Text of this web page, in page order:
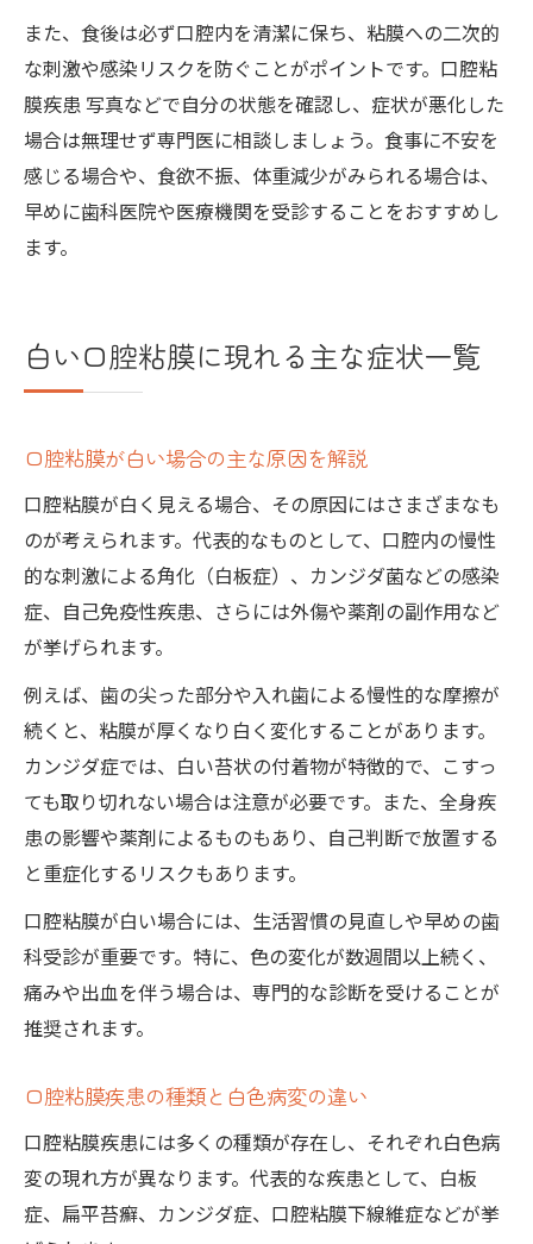
また、食後は必ず口腔内を清潔に保ち、粘膜への二次的
な刺激や感染リスクを防ぐことがポイントです。口腔粘
膜疾患 写真などで自分の状態を確認し、症状が悪化した
場合は無理せず専門医に相談しましょう。食事に不安を
感じる場合や、食欲不振、体重減少がみられる場合は、
早めに歯科医院や医療機関を受診することをおすすめし
ます。
白い口腔粘膜に現れる主な症状一覧
口腔粘膜が白い場合の主な原因を解説
口腔粘膜が白く見える場合、その原因にはさまざまなも
のが考えられます。代表的なものとして、口腔内の慢性
的な刺激による角化（白板症）、カンジダ菌などの感染
症、自己免疫性疾患、さらには外傷や薬剤の副作用など
が挙げられます。
例えば、歯の尖った部分や入れ歯による慢性的な摩擦が
続くと、粘膜が厚くなり白く変化することがあります。
カンジダ症では、白い苔状の付着物が特徴的で、こすっ
ても取り切れない場合は注意が必要です。また、全身疾
患の影響や薬剤によるものもあり、自己判断で放置する
と重症化するリスクもあります。
口腔粘膜が白い場合には、生活習慣の見直しや早めの歯
科受診が重要です。特に、色の変化が数週間以上続く、
痛みや出血を伴う場合は、専門的な診断を受けることが
推奨されます。
口腔粘膜疾患の種類と白色病変の違い
口腔粘膜疾患には多くの種類が存在し、それぞれ白色病
変の現れ方が異なります。代表的な疾患として、白板
症、扁平苔癬、カンジダ症、口腔粘膜下線維症などが挙